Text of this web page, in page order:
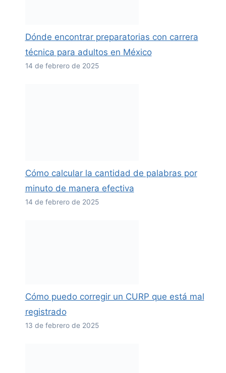
Dónde encontrar preparatorias con carrera
técnica para adultos en México
14 de febrero de 2025
Cómo calcular la cantidad de palabras por
minuto de manera efectiva
14 de febrero de 2025
Cómo puedo corregir un CURP que está mal
registrado
13 de febrero de 2025